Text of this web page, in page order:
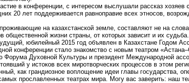
в конференции, с интересом выслушали рассказ
20 лет поддерживается равноправие всех этносов,
на казахстанской земле, составляют не на
общественной жизни страны, от которых зависит и их судьба.
юбилейный 2015 год объявлен в Казахстане Годом
конференции стало знакомство с новым театром
Форума Духовной Культуры и президент Международной
у истоков всех миротворческих процессов в этом
как грандиозное воплощение идеи главы государства,
прославленных театрах мира. Могу вас заверить: наш